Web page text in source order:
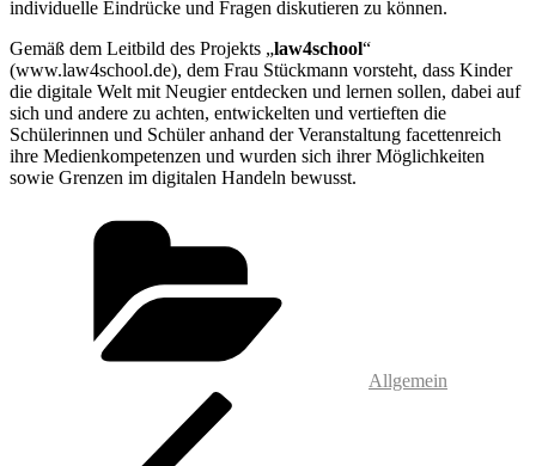
individuelle Eindrücke und Fragen diskutieren zu können.
Gemäß dem Leitbild des Projekts „law4school“
(www.law4school.de), dem Frau Stückmann vorsteht, dass Kinder
die digitale Welt mit Neugier entdecken und lernen sollen, dabei auf
sich und andere zu achten, entwickelten und vertieften die
Schülerinnen und Schüler anhand der Veranstaltung facettenreich
ihre Medienkompetenzen und wurden sich ihrer Möglichkeiten
sowie Grenzen im digitalen Handeln bewusst.
Allgemein
Beitragsnavigation